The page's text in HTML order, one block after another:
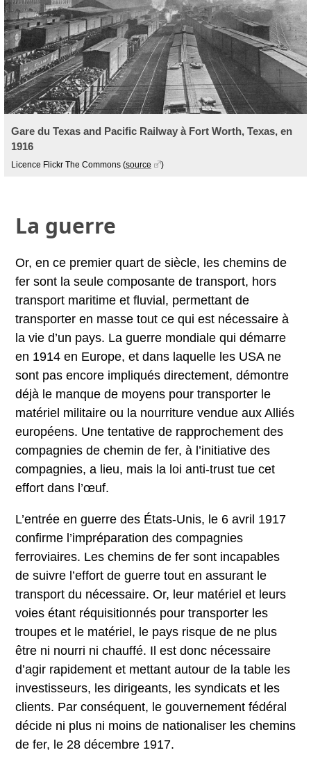
Gare du Texas and Pacific Railway à Fort Worth, Texas, en
1916
Licence Flickr The Commons (source )
La guerre
Or, en ce premier quart de siècle, les chemins de
fer sont la seule composante de transport, hors
transport maritime et fluvial, permettant de
transporter en masse tout ce qui est nécessaire à
la vie d’un pays. La guerre mondiale qui démarre
en 1914 en Europe, et dans laquelle les USA ne
sont pas encore impliqués directement, démontre
déjà le manque de moyens pour transporter le
matériel militaire ou la nourriture vendue aux Alliés
européens. Une tentative de rapprochement des
compagnies de chemin de fer, à l’initiative des
compagnies, a lieu, mais la loi anti-trust tue cet
effort dans l’œuf.
L’entrée en guerre des États-Unis, le 6 avril 1917
confirme l’impréparation des compagnies
ferroviaires. Les chemins de fer sont incapables
de suivre l’effort de guerre tout en assurant le
transport du nécessaire. Or, leur matériel et leurs
voies étant réquisitionnés pour transporter les
troupes et le matériel, le pays risque de ne plus
être ni nourri ni chauffé. Il est donc nécessaire
d’agir rapidement et mettant autour de la table les
investisseurs, les dirigeants, les syndicats et les
clients. Par conséquent, le gouvernement fédéral
décide ni plus ni moins de nationaliser les chemins
de fer, le 28 décembre 1917.